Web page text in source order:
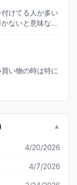
したが、表示に
局1ポイントも貰
支払いでないと
る！ 後ほど運営
わせたが、結局
はネットではか
は儲かったと思
記しておいて、
ぼ楽天市場に出
方がポイント多く
ん！
けてる人が多い
ないと意味ない
は比較しやすく
面でポイントが
また、送料とポ
ね。 還元条
支払い、
すい。 普段お店
ので嬉しい。 楽
い物の時は特に
▼
4/20/2026
4/7/2026